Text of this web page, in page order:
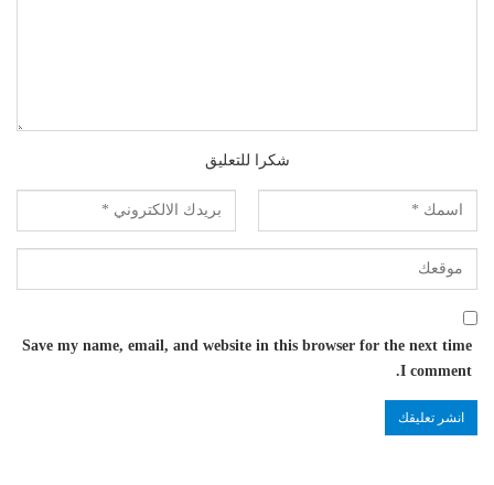
شكرا للتعليق
Save my name, email, and website in this browser for the next time
I comment.